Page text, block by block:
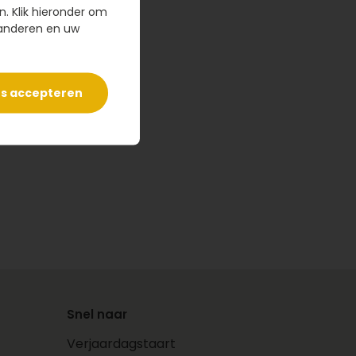
Snel naar
Verjaardagstaart
Klik hieronder om
en uw
accepteren